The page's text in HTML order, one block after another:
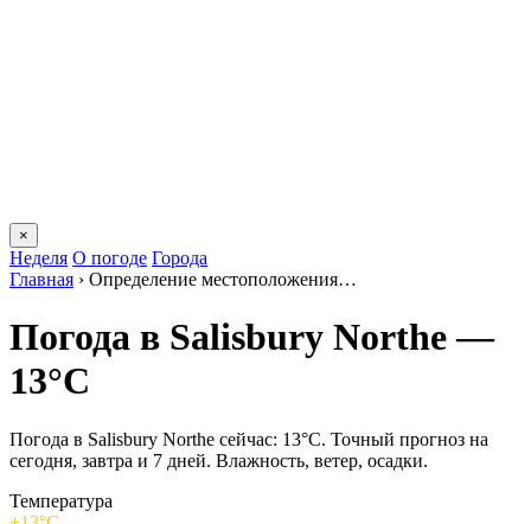
×
Неделя О погоде Города
Главная › Определение местоположения…
Погода в Salisbury Northе —
13°C
Погода в Salisbury Northе сейчас: 13°C. Точный прогноз на
сегодня, завтра и 7 дней. Влажность, ветер, осадки.
Температура